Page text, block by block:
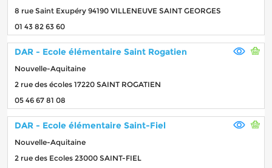
8 rue Saint Exupéry 94190 VILLENEUVE SAINT GEORGES
01 43 82 63 60
DAR - Ecole élémentaire Saint Rogatien
Nouvelle-Aquitaine
2 rue des écoles 17220 SAINT ROGATIEN
05 46 67 81 08
DAR - Ecole élémentaire Saint-Fiel
Nouvelle-Aquitaine
2 rue des Ecoles 23000 SAINT-FIEL